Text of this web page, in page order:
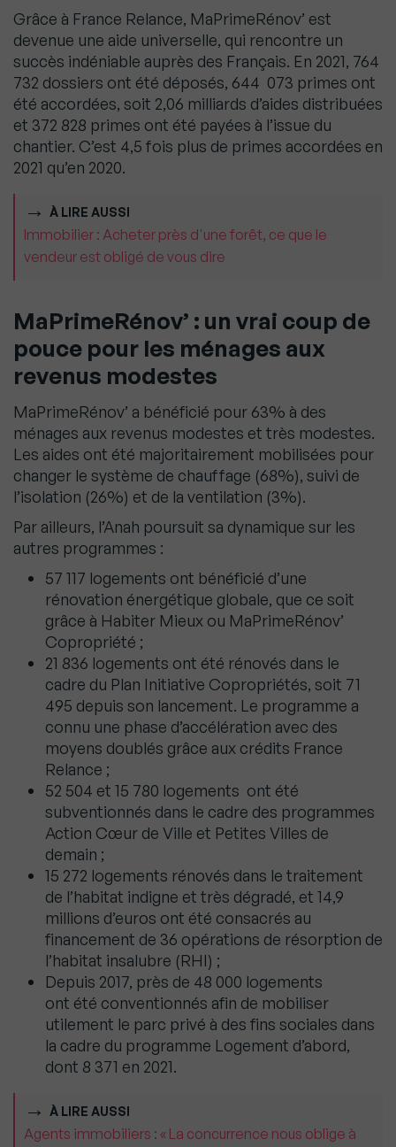
Grâce à France Relance, MaPrimeRénov’ est
devenue une aide universelle, qui rencontre un
succès indéniable auprès des Français. En 2021, 764
732 dossiers ont été déposés, 644 073 primes ont
été accordées, soit 2,06 milliards d’aides distribuées
et 372 828 primes ont été payées à l’issue du
chantier. C’est 4,5 fois plus de primes accordées en
2021 qu’en 2020.
À LIRE AUSSI
Immobilier : Acheter près d'une forêt, ce que le
vendeur est obligé de vous dire
MaPrimeRénov’ : un vrai coup de
pouce pour les ménages aux
revenus modestes
MaPrimeRénov’ a bénéficié pour 63% à des
ménages aux revenus modestes et très modestes.
Les aides ont été majoritairement mobilisées pour
changer le système de chauffage (68%), suivi de
l’isolation (26%) et de la ventilation (3%).
Par ailleurs, l’Anah poursuit sa dynamique sur les
autres programmes :
57 117 logements ont bénéficié d’une
rénovation énergétique globale, que ce soit
grâce à Habiter Mieux ou MaPrimeRénov’
Copropriété ;
21 836 logements ont été rénovés dans le
cadre du Plan Initiative Copropriétés, soit 71
495 depuis son lancement. Le programme a
connu une phase d’accélération avec des
moyens doublés grâce aux crédits France
Relance ;
52 504 et 15 780 logements ont été
subventionnés dans le cadre des programmes
Action Cœur de Ville et Petites Villes de
demain ;
15 272 logements rénovés dans le traitement
de l’habitat indigne et très dégradé, et 14,9
millions d’euros ont été consacrés au
financement de 36 opérations de résorption de
l’habitat insalubre (RHI) ;
Depuis 2017, près de 48 000 logements
ont été conventionnés afin de mobiliser
utilement le parc privé à des fins sociales dans
la cadre du programme Logement d’abord,
dont 8 371 en 2021.
À LIRE AUSSI
Agents immobiliers : « La concurrence nous oblige à